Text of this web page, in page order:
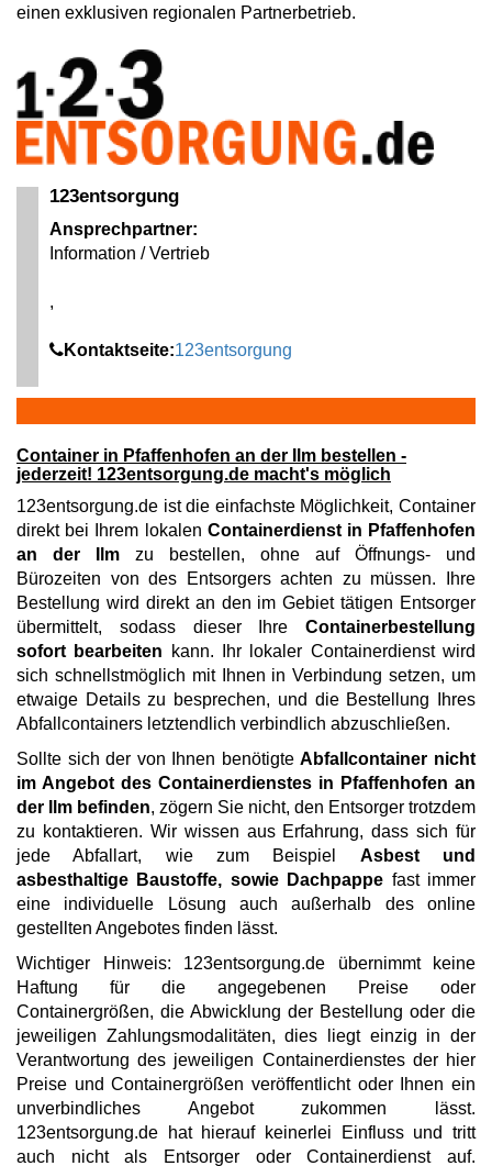
einen exklusiven regionalen Partnerbetrieb.
123entsorgung
Ansprechpartner:
Information / Vertrieb
,
Kontaktseite:123entsorgung
Container in Pfaffenhofen an der Ilm bestellen -
jederzeit! 123entsorgung.de macht's möglich
123entsorgung.de ist die einfachste Möglichkeit, Container
direkt bei Ihrem lokalen Containerdienst in Pfaffenhofen
an der Ilm zu bestellen, ohne auf Öffnungs- und
Bürozeiten von des Entsorgers achten zu müssen. Ihre
Bestellung wird direkt an den im Gebiet tätigen Entsorger
übermittelt, sodass dieser Ihre Containerbestellung
sofort bearbeiten kann. Ihr lokaler Containerdienst wird
sich schnellstmöglich mit Ihnen in Verbindung setzen, um
etwaige Details zu besprechen, und die Bestellung Ihres
Abfallcontainers letztendlich verbindlich abzuschließen.
Sollte sich der von Ihnen benötigteAbfallcontainer nicht
im Angebot des Containerdienstes in Pfaffenhofen an
der Ilm befinden, zögern Sie nicht, den Entsorger trotzdem
zu kontaktieren. Wir wissen aus Erfahrung, dass sich für
jede Abfallart, wie zum Beispiel Asbest und
asbesthaltige Baustoffe, sowie Dachpappe fast immer
eine individuelle Lösung auch außerhalb des online
gestellten Angebotes finden lässt.
Wichtiger Hinweis: 123entsorgung.de übernimmt keine
Haftung für die angegebenen Preise oder
Containergrößen, die Abwicklung der Bestellung oder die
jeweiligen Zahlungsmodalitäten, dies liegt einzig in der
Verantwortung des jeweiligen Containerdienstes der hier
Preise und Containergrößen veröffentlicht oder Ihnen ein
unverbindliches Angebot zukommen lässt.
123entsorgung.de hat hierauf keinerlei Einfluss und tritt
auch nicht als Entsorger oder Containerdienst auf.